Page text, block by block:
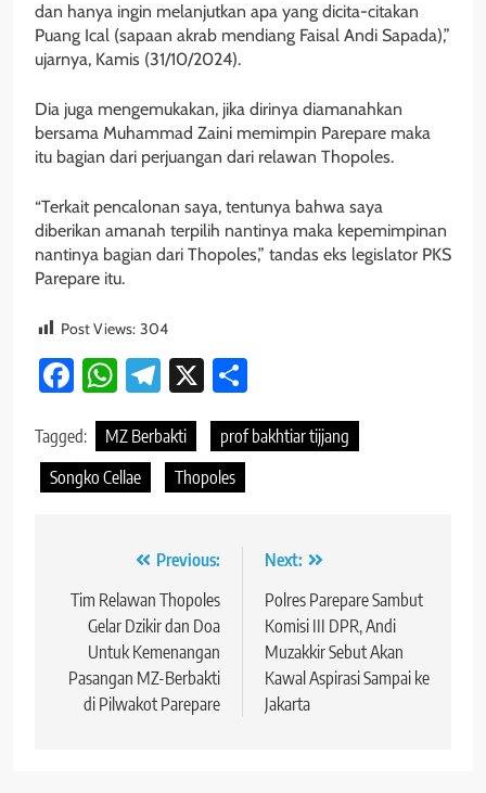
dan hanya ingin melanjutkan apa yang dicita-citakan
Puang Ical (sapaan akrab mendiang Faisal Andi Sapada),”
ujarnya, Kamis (31/10/2024).
Dia juga mengemukakan, jika dirinya diamanahkan
bersama Muhammad Zaini memimpin Parepare maka
itu bagian dari perjuangan dari relawan Thopoles.
“Terkait pencalonan saya, tentunya bahwa saya
diberikan amanah terpilih nantinya maka kepemimpinan
nantinya bagian dari Thopoles,” tandas eks legislator PKS
Parepare itu.
Post Views: 304
Facebook
WhatsApp
Telegram
X
Tagged: MZ Berbakti
prof bakhtiar tijjang
Songko Cellae
Thopoles
Navigasi
pos
Previous:
Tim Relawan Thopoles
Gelar Dzikir dan Doa
Untuk Kemenangan
Pasangan MZ-Berbakti
di Pilwakot Parepare
Next:
Polres Parepare Sambut
Komisi III DPR, Andi
Muzakkir Sebut Akan
Kawal Aspirasi Sampai ke
Jakarta